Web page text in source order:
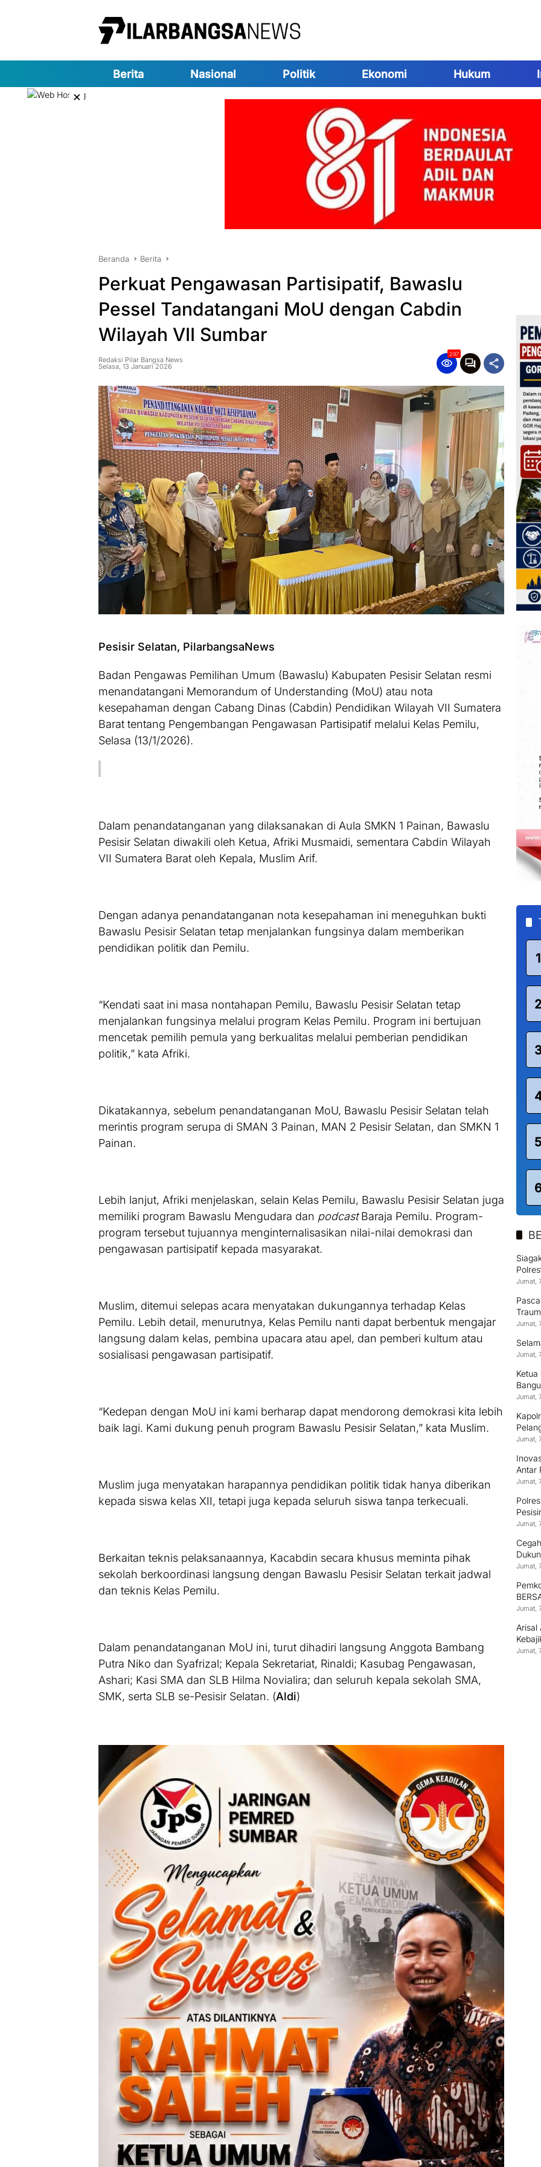
Berita Nasional Politik Ekonomi Hukum
×
Beranda Berita
Perkuat Pengawasan Partisipatif, Bawaslu
Pessel Tandatangani MoU dengan Cabdin
Wilayah VII Sumbar
Redaksi Pilar Bangsa News
Selasa, 13 Januari 2026
297
Pesisir Selatan, PilarbangsaNews
Badan Pengawas Pemilihan Umum (Bawaslu) Kabupaten Pesisir Selatan resmi
menandatangani Memorandum of Understanding (MoU) atau nota
kesepahaman dengan Cabang Dinas (Cabdin) Pendidikan Wilayah VII Sumatera
Barat tentang Pengembangan Pengawasan Partisipatif melalui Kelas Pemilu,
Selasa (13/1/2026).
Dalam penandatanganan yang dilaksanakan di Aula SMKN 1 Painan, Bawaslu
Pesisir Selatan diwakili oleh Ketua, Afriki Musmaidi, sementara Cabdin Wilayah
VII Sumatera Barat oleh Kepala, Muslim Arif.
Dengan adanya penandatanganan nota kesepahaman ini meneguhkan bukti
Bawaslu Pesisir Selatan tetap menjalankan fungsinya dalam memberikan
pendidikan politik dan Pemilu.
“Kendati saat ini masa nontahapan Pemilu, Bawaslu Pesisir Selatan tetap
menjalankan fungsinya melalui program Kelas Pemilu. Program ini bertujuan
mencetak pemilih pemula yang berkualitas melalui pemberian pendidikan
politik,” kata Afriki.
Dikatakannya, sebelum penandatanganan MoU, Bawaslu Pesisir Selatan telah
merintis program serupa di SMAN 3 Painan, MAN 2 Pesisir Selatan, dan SMKN 1
Painan.
Lebih lanjut, Afriki menjelaskan, selain Kelas Pemilu, Bawaslu Pesisir Selatan juga
memiliki program Bawaslu Mengudara dan podcastBaraja Pemilu. Program-
program tersebut tujuannya menginternalisasikan nilai-nilai demokrasi dan
pengawasan partisipatif kepada masyarakat.
Muslim, ditemui selepas acara menyatakan dukungannya terhadap Kelas
Pemilu. Lebih detail, menurutnya, Kelas Pemilu nanti dapat berbentuk mengajar
langsung dalam kelas, pembina upacara atau apel, dan pemberi kultum atau
sosialisasi pengawasan partisipatif.
“Kedepan dengan MoU ini kami berharap dapat mendorong demokrasi kita lebih
baik lagi. Kami dukung penuh program Bawaslu Pesisir Selatan,” kata Muslim.
Muslim juga menyatakan harapannya pendidikan politik tidak hanya diberikan
kepada siswa kelas XII, tetapi juga kepada seluruh siswa tanpa terkecuali.
Berkaitan teknis pelaksanaannya, Kacabdin secara khusus meminta pihak
sekolah berkoordinasi langsung dengan Bawaslu Pesisir Selatan terkait jadwal
dan teknis Kelas Pemilu.
Dalam penandatanganan MoU ini, turut dihadiri langsung Anggota Bambang
Putra Niko dan Syafrizal; Kepala Sekretariat, Rinaldi; Kasubag Pengawasan,
Ashari; Kasi SMA dan SLB Hilma Novialira; dan seluruh kepala sekolah SMA,
SMK, serta SLB se-Pesisir Selatan. (Aldi)
1
2
5
Jumat,
Jumat,
Jumat,
Ketua
Jumat,
Jumat,
Antar
Jumat,
Jumat,
Jumat,
Jumat,
Arisal
Jumat,